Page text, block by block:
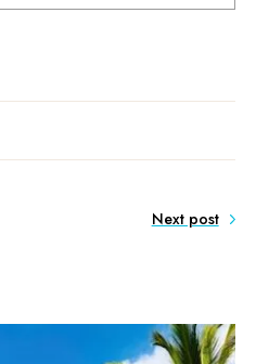
Next post